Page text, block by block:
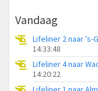
Vandaag
Lifeliner 2 naar 's-
14:33:48
Lifeliner 4 naar
14:20:22